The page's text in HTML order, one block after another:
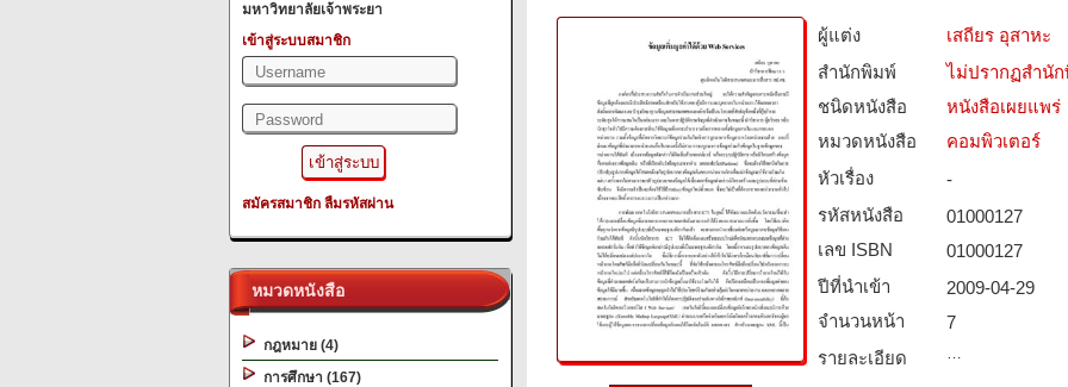
มหาวิทยาลัยเจ้าพระยา
เข้าสู่ระบบสมาชิก
สมัครสมาชิก ลืมรหัสผ่าน
หมวดหนังสือ
กฎหมาย (4)
การศึกษา (167)
ผู้แต่ง
เสถียร อุสาหะ
สำนักพิมพ์
ไม่ปรากฏสำนั
ชนิดหนังสือ­
หนังสือเผยแพร่
หมวดหนังสือ­
คอมพิวเตอร์
หัวเรื่อง
-
รหัสหนังสือ­
01000127
เลข ISBN
01000127
ปีที่นำเข้า
2009-04-29
จำนวนหน้า
7
รายละเอียด
…